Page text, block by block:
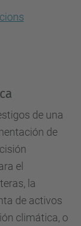
de una
de
el
la
de activos
climática, o